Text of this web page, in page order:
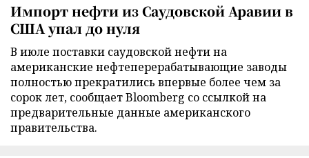
Импорт нефти из Саудовской Аравии в
США упал до нуля
В июле поставки саудовской нефти на
американские нефтеперерабатывающие заводы
полностью прекратились впервые более чем за
сорок лет, сообщает Bloomberg со ссылкой на
предварительные данные американского
правительства.